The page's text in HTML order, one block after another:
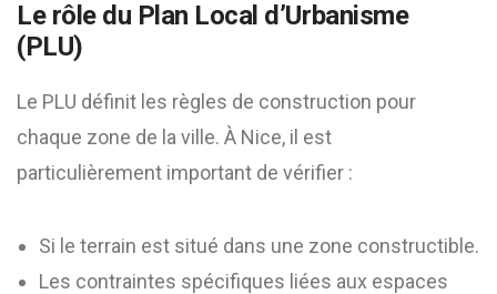
Le rôle du Plan Local d’Urbanisme
(PLU)
Le PLU définit les règles de construction pour
chaque zone de la ville. À Nice, il est
particulièrement important de vérifier :
Si le terrain est situé dans une zone constructible.
Les contraintes spécifiques liées aux espaces